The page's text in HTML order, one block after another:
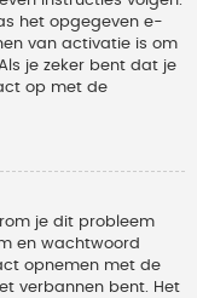
het opgegeven e-
van activatie is om
je zeker bent dat je
op met de
je dit probleem
en wachtwoord
opnemen met de
verbannen bent. Het